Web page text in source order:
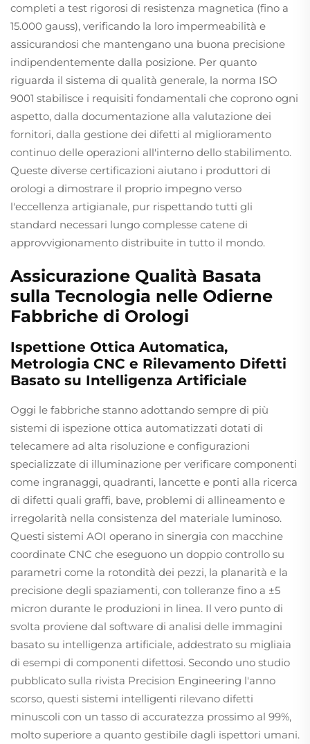
completi a test rigorosi di resistenza magnetica (fino a
15.000 gauss), verificando la loro impermeabilità e
assicurandosi che mantengano una buona precisione
indipendentemente dalla posizione. Per quanto
riguarda il sistema di qualità generale, la norma ISO
9001 stabilisce i requisiti fondamentali che coprono ogni
aspetto, dalla documentazione alla valutazione dei
fornitori, dalla gestione dei difetti al miglioramento
continuo delle operazioni all'interno dello stabilimento.
Queste diverse certificazioni aiutano i produttori di
orologi a dimostrare il proprio impegno verso
l'eccellenza artigianale, pur rispettando tutti gli
standard necessari lungo complesse catene di
approvvigionamento distribuite in tutto il mondo.
Assicurazione Qualità Basata
sulla Tecnologia nelle Odierne
Fabbriche di Orologi
Ispettione Ottica Automatica,
Metrologia CNC e Rilevamento Difetti
Basato su Intelligenza Artificiale
Oggi le fabbriche stanno adottando sempre di più
sistemi di ispezione ottica automatizzati dotati di
telecamere ad alta risoluzione e configurazioni
specializzate di illuminazione per verificare componenti
come ingranaggi, quadranti, lancette e ponti alla ricerca
di difetti quali graffi, bave, problemi di allineamento e
irregolarità nella consistenza del materiale luminoso.
Questi sistemi AOI operano in sinergia con macchine
coordinate CNC che eseguono un doppio controllo su
parametri come la rotondità dei pezzi, la planarità e la
precisione degli spaziamenti, con tolleranze fino a ±5
micron durante le produzioni in linea. Il vero punto di
svolta proviene dal software di analisi delle immagini
basato su intelligenza artificiale, addestrato su migliaia
di esempi di componenti difettosi. Secondo uno studio
pubblicato sulla rivista Precision Engineering l'anno
scorso, questi sistemi intelligenti rilevano difetti
minuscoli con un tasso di accuratezza prossimo al 99%,
molto superiore a quanto gestibile dagli ispettori umani.